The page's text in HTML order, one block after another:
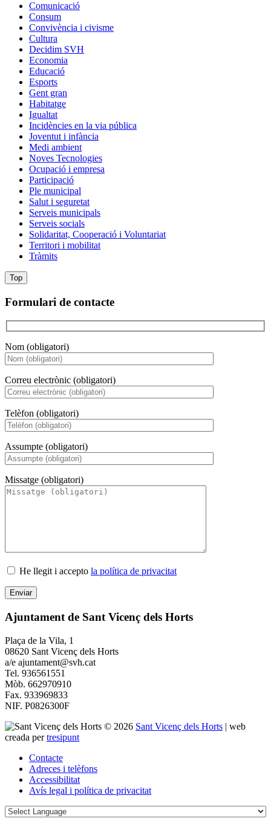
Comunicació
Consum
Convivència i civisme
Cultura
Decidim SVH
Economia
Educació
Esports
Gent gran
Habitatge
Igualtat
Incidències en la via pública
Joventut i infància
Medi ambient
Noves Tecnologies
Ocupació i empresa
Participació
Ple municipal
Salut i seguretat
Serveis municipals
Serveis socials
Solidaritat, Cooperació i Voluntariat
Territori i mobilitat
Tràmits
Top
Formulari de contacte
Nom (obligatori)
Correu electrònic (obligatori)
Telèfon (obligatori)
Assumpte (obligatori)
Missatge (obligatori)
He llegit i accepto la política de privacitat
Ajuntament de Sant Vicenç dels Horts
Plaça de la Vila, 1
08620 Sant Vicenç dels Horts
a/e ajuntament@svh.cat
Tel. 936561551
Mòb. 662970910
Fax. 933969833
NIF. P0826300F
© 2026 Sant Vicenç dels Horts | web
creada pertresipunt
Contacte
Adreces i telèfons
Accessibilitat
Avís legal i política de privacitat